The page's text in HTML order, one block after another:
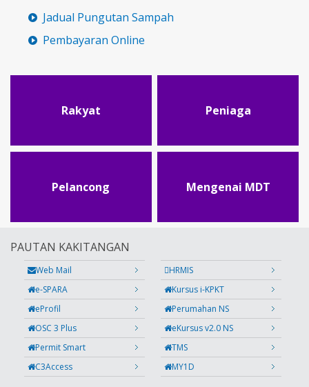
Jadual Pungutan Sampah
Pembayaran Online
Rakyat Peniaga
Pelancong Mengenai MDT
PAUTAN KAKITANGAN
Web Mail
HRMIS
e-SPARA
Kursus i-KPKT
eProfil
Perumahan NS
OSC 3 Plus
eKursus v2.0 NS
Permit Smart
TMS
C3Access
MY1D